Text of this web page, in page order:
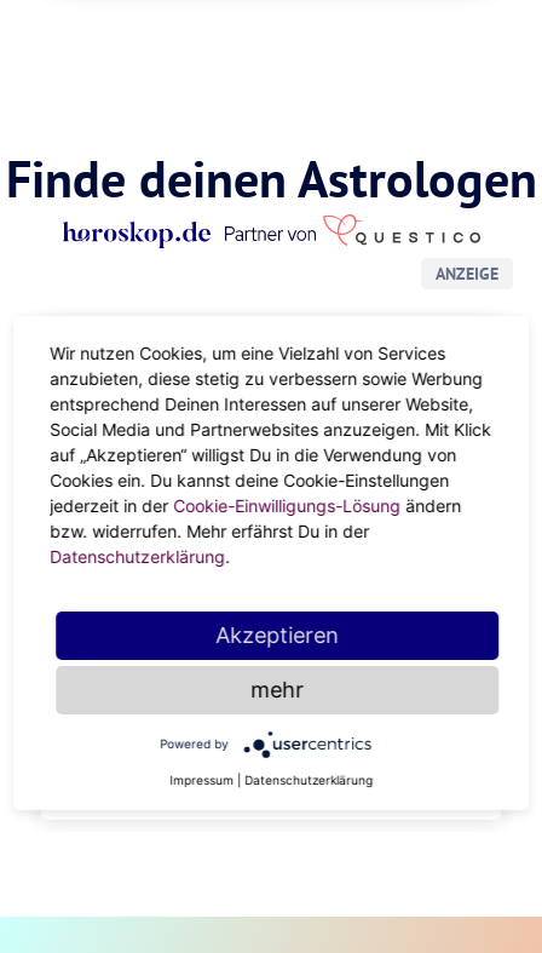
Finde deinen Astrologen
ANZEIGE
Diana Kerscher
5.0
Lebe deine Zukunft mit Leichtigkeit! Mit
Coaching-Skills, Hellsicht und den Karten zeigt
dir Diana, was in dir steckt.
PROFIL ANSEHEN
Wir nutzen Cookies, um eine Vielzahl von Services
anzubieten, diese stetig zu verbessern sowie Werbung
entsprechend Deinen Interessen auf unserer Website,
Social Media und Partnerwebsites anzuzeigen. Mit Klick
auf „Akzeptieren“ willigst Du in die Verwendung von
Cookies ein. Du kannst deine Cookie-Einstellungen
jederzeit in der Cookie-Einwilligungs-Lösung ändern
bzw. widerrufen. Mehr erfährst Du in der
Datenschutzerklärung.
Akzeptieren
mehr
Powered by
Impressum Datenschutzerklärung